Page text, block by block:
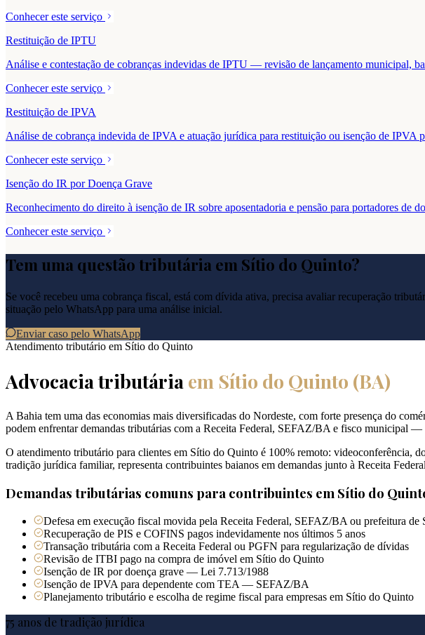
Conhecer este serviço
Restituição de IPTU
Análise e contestação de cobranças indevidas de IPTU — revisão de lançamento municipal,
Conhecer este serviço
Restituição de IPVA
Análise de cobrança indevida de IPVA e atuação jurídica para restituição ou isenção de IPVA
Conhecer este serviço
Isenção do IR por Doença Grave
Reconhecimento do direito à isenção de IR sobre aposentadoria e pensão para portadores de
Conhecer este serviço
Tem uma questão tributária em Sítio do Quinto?
Se você recebeu uma cobrança fiscal, está com dívida ativa, precisa avaliar recuperação
situação pelo WhatsApp para uma análise inicial.
Enviar caso pelo WhatsApp
Atendimento tributário em Sítio do Quinto
Advocacia tributáriaem Sítio do Quinto (BA)
A Bahia tem uma das economias mais diversificadas do Nordeste, com forte presença do
podem enfrentar demandas tributárias com a Receita Federal, SEFAZ/BA e fisco municipal —
O atendimento tributário para clientes em Sítio do Quinto é 100% remoto: videoconferência,
tradição jurídica familiar, representa contribuintes baianos em demandas junto à Receita
Demandas tributárias comuns para contribuintes em Sítio do
Defesa em execução fiscal movida pela Receita Federal, SEFAZ/BA ou prefeitura de
Recuperação de PIS e COFINS pagos indevidamente nos últimos 5 anos
Transação tributária com a Receita Federal ou PGFN para regularização de dívidas
Revisão de ITBI pago na compra de imóvel em Sítio do Quinto
Isenção de IR por doença grave — Lei 7.713/1988
Isenção de IPVA para dependente com TEA — SEFAZ/BA
Planejamento tributário e escolha de regime fiscal para empresas em Sítio do Quinto
75 anos de tradição jurídica